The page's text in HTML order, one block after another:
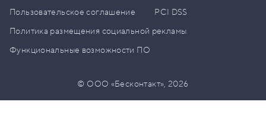
Пользовательское соглашение
PCI DSS
Политика размещения социальной рекламы
Функциональные возможности ПО
© ООО «Бесконтакт»,2026